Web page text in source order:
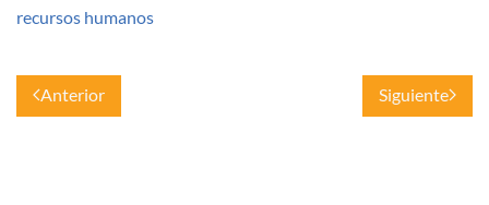
recursos humanos
Anterior Siguiente